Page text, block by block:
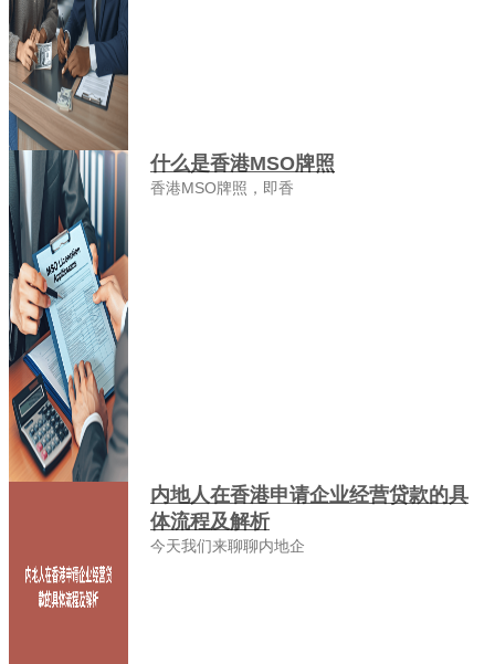
什么是香港MSO牌照
香港MSO牌照，即香
内地人在香港申请企业经营贷款的具
体流程及解析
今天我们来聊聊内地企